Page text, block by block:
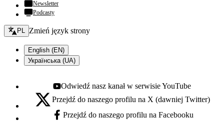
Newsletter
Podcasty
Zmień język - bieżący:
PL Zmień język strony
English (EN)
Українська (UA)
Youtube - otwiera się w nowej karcie
Odwiedź nasz kanał w serwisie YouTube
X - otwiera się w nowej karcie
Przejdź do naszego profilu na X (dawniej Twitter)
Facebook - otwiera się w nowej karcie
Przejdź do naszego profilu na Facebooku